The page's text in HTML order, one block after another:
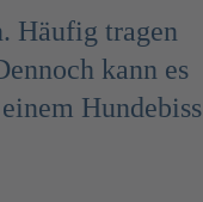
Häufig tragen
kann es
Hundebiss